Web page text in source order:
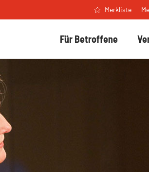
Für Betroffene
Merkliste